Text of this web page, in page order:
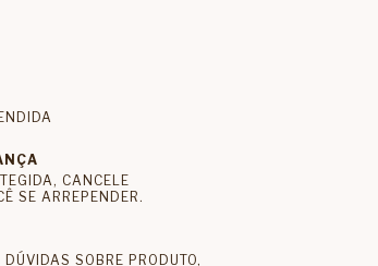
CANCELE
SE ARREPENDER.
SOBRE PRODUTO,